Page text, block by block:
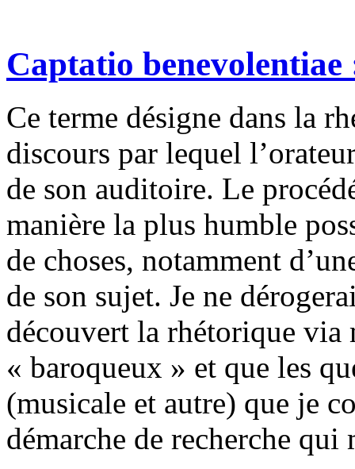
Captatio benevolentiae
Ce terme désigne dans la
discours par lequel
de son auditoire. Le
manière la plus humble
de choses, notamment
de son sujet. Je ne
découvert la rhétorique
« baroqueux » et que les
(musicale et autre) que je
démarche de recherche qui